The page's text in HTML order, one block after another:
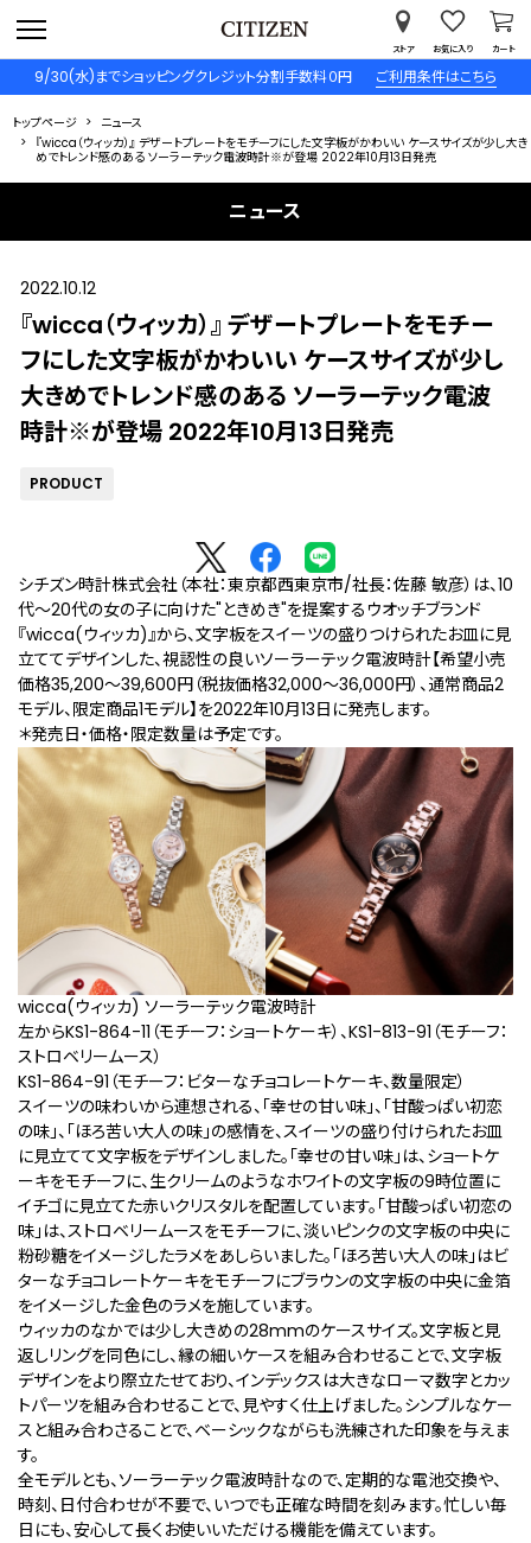
9/30(水)までショッピングクレジット分割手数料０円 ご利用条件はこちら
ストア お気に入り カート
トップページ
ニュース
『wicca（ウィッカ）』 デザートプレートをモチーフにした文字板がかわいい ケースサイズが少し大き
めでトレンド感のある ソーラーテック電波時計※が登場 2022年10月13日発売
ニュース
2022.10.12
『wicca（ウィッカ）』 デザートプレートをモチー
フにした文字板がかわいい ケースサイズが少し
大きめでトレンド感のある ソーラーテック電波
時計※が登場 2022年10月13日発売
PRODUCT
シチズン時計株式会社（本社：東京都西東京市/社長：佐藤 敏彦）は、10
代～20代の女の子に向けた"ときめき"を提案するウオッチブランド
『wicca(ウィッカ)』から、文字板をスイーツの盛りつけられたお皿に見
立ててデザインした、視認性の良いソーラーテック電波時計【希望小売
価格35,200～39,600円（税抜価格32,000～36,000円）、通常商品2
モデル、限定商品1モデル】を2022年10月13日に発売します。
＊発売日・価格・限定数量は予定です。
wicca(ウィッカ) ソーラーテック電波時計
左からKS1-864-11（モチーフ：ショートケーキ）、KS1-813-91（モチーフ：
ストロベリームース）
KS1-864-91（モチーフ：ビターなチョコレートケーキ、数量限定）
スイーツの味わいから連想される、「幸せの甘い味」、「甘酸っぱい初恋
の味」、「ほろ苦い大人の味」の感情を、スイーツの盛り付けられたお皿
に見立てて文字板をデザインしました。「幸せの甘い味」は、ショートケ
ーキをモチーフに、生クリームのようなホワイトの文字板の9時位置に
イチゴに見立てた赤いクリスタルを配置しています。「甘酸っぱい初恋の
味」は、ストロベリームースをモチーフに、淡いピンクの文字板の中央に
粉砂糖をイメージしたラメをあしらいました。「ほろ苦い大人の味」はビ
ターなチョコレートケーキをモチーフにブラウンの文字板の中央に金箔
をイメージした金色のラメを施しています。
ウィッカのなかでは少し大きめの28mmのケースサイズ。文字板と見
返しリングを同色にし、縁の細いケースを組み合わせることで、文字板
デザインをより際立たせており、インデックスは大きなローマ数字とカッ
トパーツを組み合わせることで、見やすく仕上げました。シンプルなケー
スと組み合わさることで、ベーシックながらも洗練された印象を与えま
す。
全モデルとも、ソーラーテック電波時計なので、定期的な電池交換や、
時刻、日付合わせが不要で、いつでも正確な時間を刻みます。忙しい毎
日にも、安心して長くお使いいただける機能を備えています。